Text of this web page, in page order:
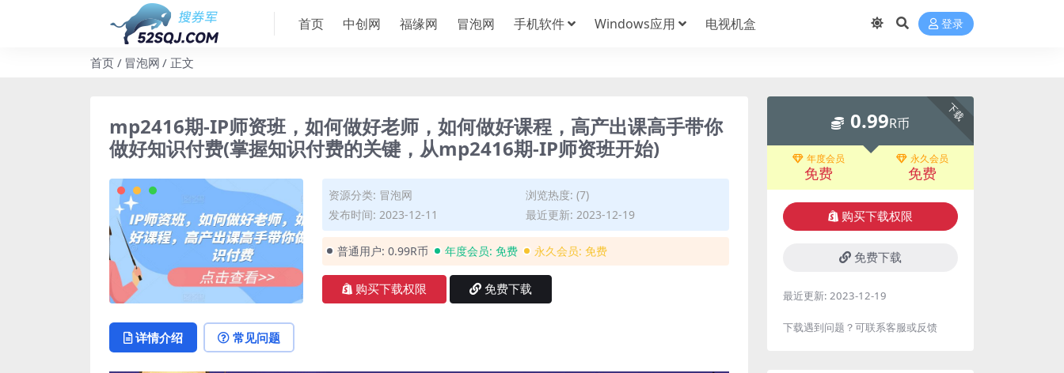
首页 中创网 福缘网 冒泡网 手机软件 Windows应用 电视机盒 登录
首页 冒泡网 正文
mp2416期-IP师资班，如何做好老师，如何做好课程，高产出课高手带你
做好知识付费(掌握知识付费的关键，从mp2416期-IP师资班开始)
资源分类: 冒泡网
浏览热度: (7)
发布时间: 2023-12-11
最近更新: 2023-12-19
普通用户: 0.99R币 年度会员: 免费 永久会员: 免费
购买下载权限 免费下载
详情介绍 常见问题
下载
0.99R币
年度会员
免费
永久会员
免费
购买下载权限
免费下载
最近更新: 2023-12-19
下载遇到问题？可联系客服或反馈